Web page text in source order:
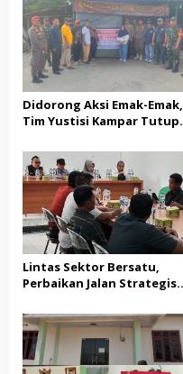
Didorong Aksi Emak-Emak,
Tim Yustisi Kampar Tutup
Gading Sari
Lintas Sektor Bersatu,
Perbaikan Jalan Strategis